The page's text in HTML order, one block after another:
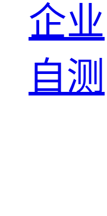
企业
自测